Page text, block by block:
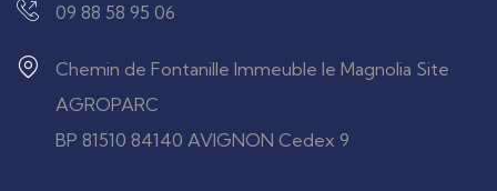
09 88 58 95 06
Chemin de Fontanille Immeuble le Magnolia Site
AGROPARC
BP 81510 84140 AVIGNON Cedex 9